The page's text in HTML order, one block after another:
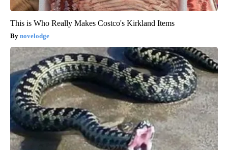
This is Who Really Makes Costco's Kirkland Items
novelodge